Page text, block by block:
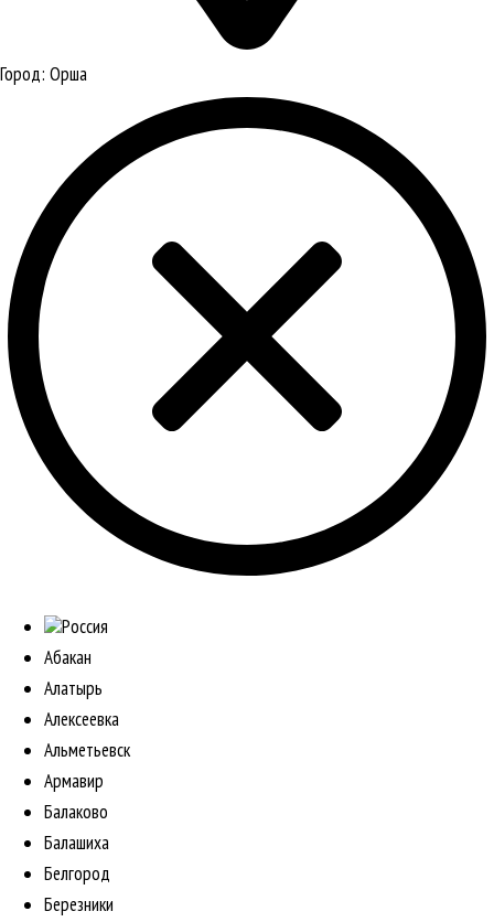
Город: Орша
Россия
Абакан
Алатырь
Алексеевка
Альметьевск
Армавир
Балаково
Балашиха
Белгород
Березники